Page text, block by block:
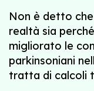
Non è detto
realtà sia
migliorato le
parkinsoniani
tratta di calcoli